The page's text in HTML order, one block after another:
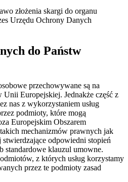
złożenia skargi do organu
Urzędu Ochrony Danych
do Państw
przechowywane są na
Europejskiej. Jednakże część z
nas z wykorzystaniem usług
podmioty, które mogą
Europejskim Obszarem
mechanizmów prawnych jak
odpowiedni stopień
standardowe klauzul umowne.
z których usług korzystamy
przez te podmioty zasad